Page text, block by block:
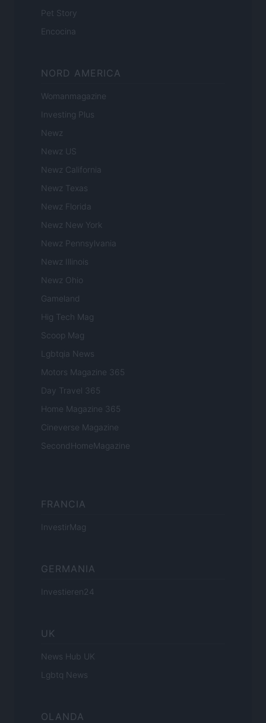
Pet Story
Encocina
NORD AMERICA
Womanmagazine
Investing Plus
Newz
Newz US
Newz California
Newz Texas
Newz Florida
Newz New York
Newz Pennsylvania
Newz Illinois
Newz Ohio
Gameland
Hig Tech Mag
Scoop Mag
Lgbtqia News
Motors Magazine 365
Day Travel 365
Home Magazine 365
Cineverse Magazine
SecondHomeMagazine
FRANCIA
InvestirMag
GERMANIA
Investieren24
UK
News Hub UK
Lgbtq News
OLANDA